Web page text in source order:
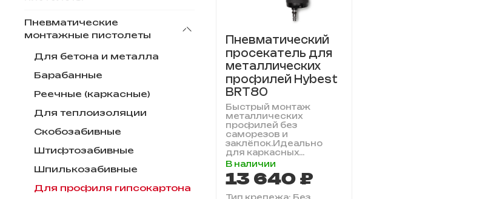
Пневматический
просекатель для
металлических
профилей Hybest
BRT80
Быстрый монтаж
металлических
профилей без
саморезов и
заклёпок.Идеально
для каркасных...
В наличии
13 640 ₽
Пневматические
монтажные пистолеты
Для бетона и металла
Барабанные
Реечные (каркасные)
Для теплоизоляции
Скобозабивные
Штифтозабивные
Шпилькозабивные
Для профиля гипсокартона